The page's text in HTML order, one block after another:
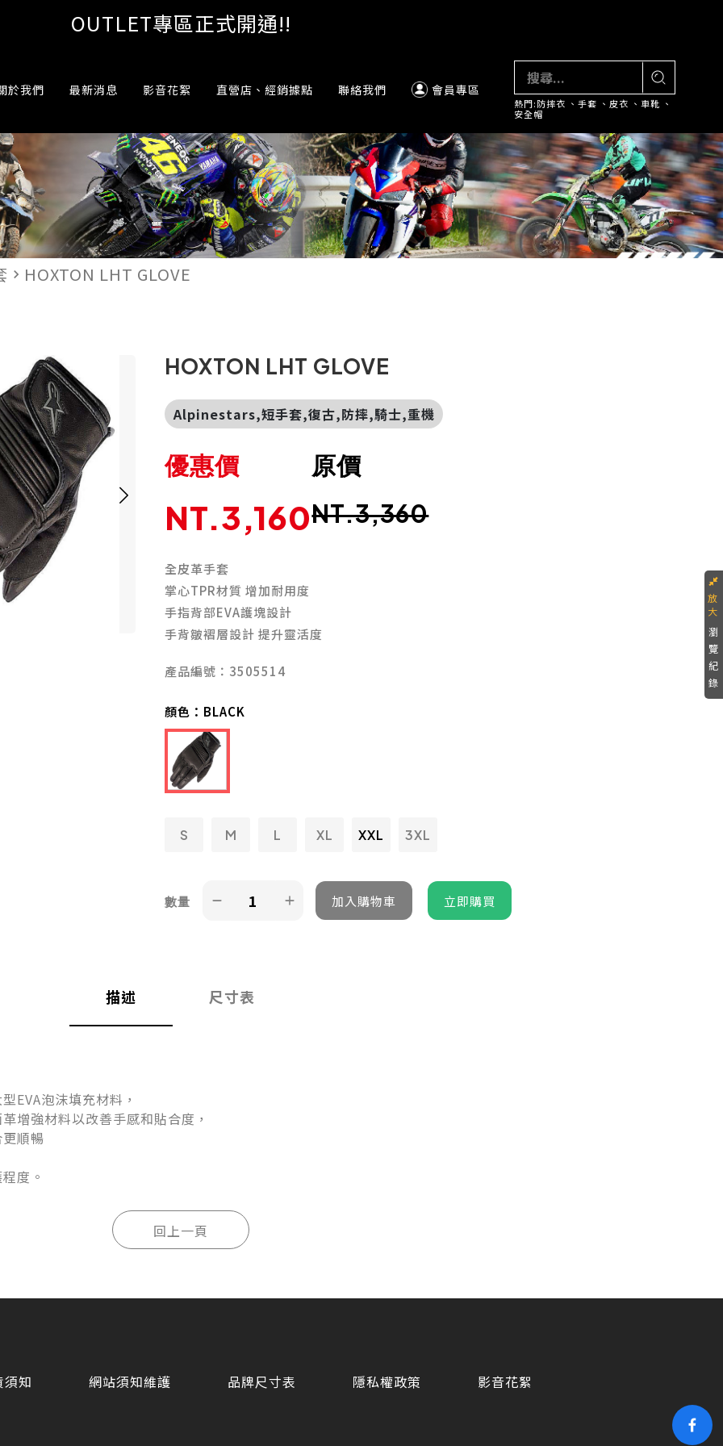
OUTLET專區正式開通!!
於我們 最新消息 影音花絮 直營店、經銷據點 聯絡我們 會員專區
熱門:防摔衣 、手套 、 皮衣 、車靴 、
安全帽
navigate_next HOXTON LHT GLOVE
HOXTON LHT GLOVE
Alpinestars,短手套,復古,防摔,騎士,重機
原價
NT.3,360
優惠價
NT.3,160
全皮革手套
掌心TPR材質 增加耐用度
手指背部EVA護塊設計
手背皺褶層設計 提升靈活度
產品編號：3505514
顏色： BLACK
S M L XL XXL 3XL
數量
描述 尺寸表
EVA泡沫填充材料，
增強材料以改善手感和貼合度，
順暢
度。
瀏
覽
紀
錄
須知 網站須知維護 品牌尺寸表 隱私權政策 影音花絮